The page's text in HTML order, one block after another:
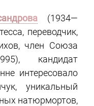
(1934—
переводчик,
член Союза
кандидат
интересовало
уникальный
натюрмортов,